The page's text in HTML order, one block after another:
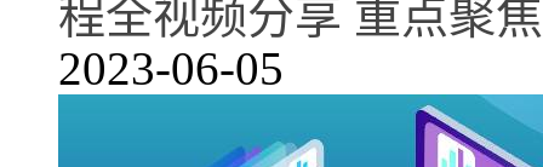
程全视频分享 重点聚焦
2023-06-05